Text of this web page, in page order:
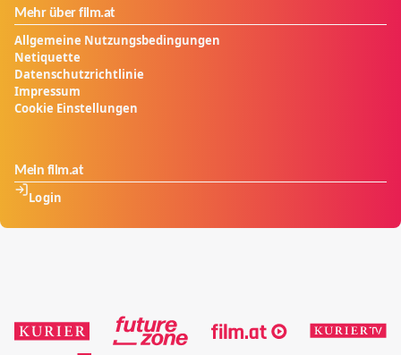
Mehr über film.at
Allgemeine Nutzungsbedingungen
Netiquette
Datenschutzrichtlinie
Impressum
Cookie Einstellungen
Mein film.at
Login